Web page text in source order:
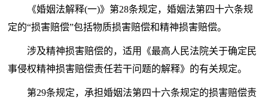
《婚姻法解释(一)》第28条规定，婚姻法第四十六条规
定的“损害赔偿”包括物质损害赔偿和精神损害赔偿。
涉及精神损害赔偿的，适用《最高人民法院关于确定民
事侵权精神损害赔偿责任若干问题的解释》的有关规定。
第29条规定，承担婚姻法第四十六条规定的损害赔偿责